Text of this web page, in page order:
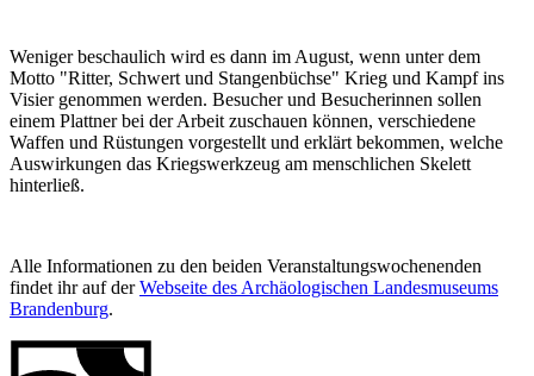
Weniger beschaulich wird es dann im August, wenn unter dem
Motto "Ritter, Schwert und Stangenbüchse" Krieg und Kampf ins
Visier genommen werden. Besucher und Besucherinnen sollen
einem Plattner bei der Arbeit zuschauen können, verschiedene
Waffen und Rüstungen vorgestellt und erklärt bekommen, welche
Auswirkungen das Kriegswerkzeug am menschlichen Skelett
hinterließ.
Alle Informationen zu den beiden Veranstaltungswochenenden
findet ihr auf derWebseite des Archäologischen Landesmuseums
Brandenburg.